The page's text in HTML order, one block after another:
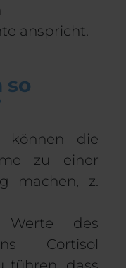
anspricht.
so
können die
zu einer
machen, z.
Werte des
Cortisol